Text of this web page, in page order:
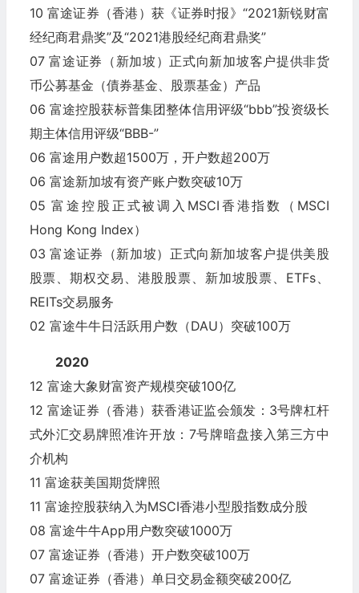
10 富途证券（香港）获《证券时报》“2021新锐财富
经纪商君鼎奖”及“2021港股经纪商君鼎奖”
07 富途证券（新加坡）正式向新加坡客户提供非货
币公募基金（債券基金、股票基金）产品
06 富途控股获标普集团整体信用评级“bbb”投资级长
期主体信用评级“BBB-”
06 富途用户数超1500万，开户数超200万
06 富途新加坡有资产账户数突破10万
05 富途控股正式被调入MSCI香港指数（MSCI
Hong Kong Index）
03 富途证券（新加坡）正式向新加坡客户提供美股
股票、期权交易、港股股票、新加坡股票、ETFs、
REITs交易服务
02 富途牛牛日活跃用户数（DAU）突破100万
2020
12 富途大象财富资产规模突破100亿
12 富途证券（香港）获香港证监会颁发：3号牌杠杆
式外汇交易牌照准许开放：7号牌暗盘接入第三方中
介机构
11 富途获美国期货牌照
11 富途控股获纳入为MSCI香港小型股指数成分股
08 富途牛牛App用户数突破1000万
07 富途证券（香港）开户数突破100万
07 富途证券（香港）单日交易金额突破200亿